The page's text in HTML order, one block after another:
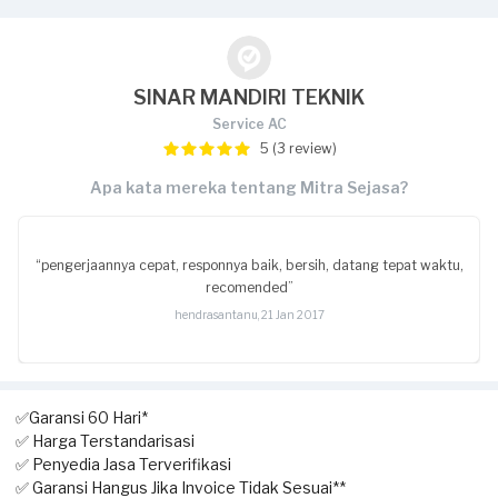
SINAR MANDIRI TEKNIK
Service AC
5 (3 review)
Apa kata mereka tentang Mitra Sejasa?
“pengerjaannya cepat, responnya baik, bersih, datang tepat waktu,
recomended”
hendrasantanu, 21 Jan 2017
✅Garansi 60 Hari*
✅ Harga Terstandarisasi
✅ Penyedia Jasa Terverifikasi
✅ Garansi Hangus Jika Invoice Tidak Sesuai**